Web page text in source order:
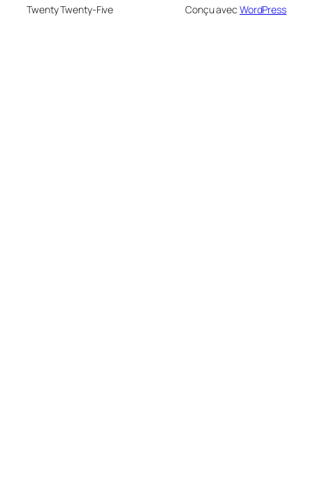
Twenty Twenty-Five Conçu avec WordPress